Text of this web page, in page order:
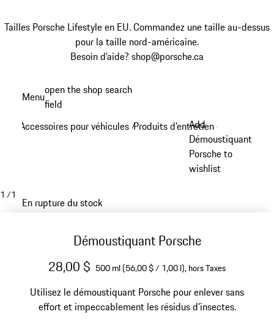
Tailles Porsche Lifestyle en EU. Commandez une taille au-dessus
pour la taille nord-américaine.
Besoin d’aide? shop@porsche.ca
principal
Menuopen the shop search
field
Accessoires pour véhicules /Produits d’entretien et outils
Add
Démoustiquant
Porsche to
wishlist
1 /1
En rupture du stock
Démoustiquant Porsche
28,00 $ 500 ml (56,00 $ / 1,00 l),hors Taxes
Utilisez le démoustiquant Porsche pour enlever sans
effort et impeccablement les résidus d’insectes.